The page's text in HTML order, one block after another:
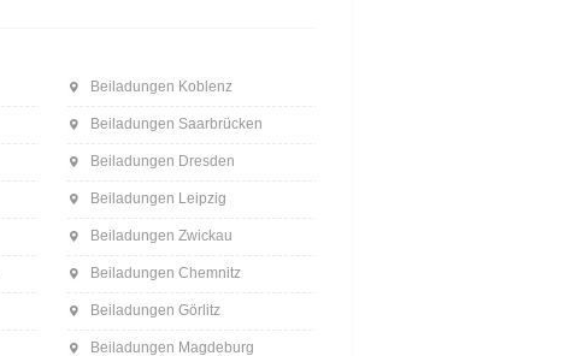
Beiladungen Koblenz
Beiladungen Saarbrücken
Beiladungen Dresden
Beiladungen Leipzig
Beiladungen Zwickau
Beiladungen Chemnitz
Beiladungen Görlitz
Beiladungen Magdeburg